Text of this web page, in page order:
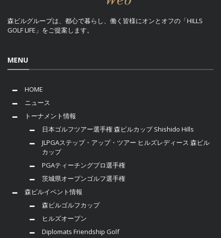
森ビルグループは、都心で暮らし、働く皆様にオンとオフの「HILLS
GOLF LIFE」をご提案します。
MENU
HOME
ニュース
トーナメント情報
日本ゴルフツアー選手権 森ビルカップ Shishido Hills
JLPGAステップ・アップ・ツアー ヒルズレディース 森ビル
カップ
PGAティーチングプロ選手権
茨城県オープンゴルフ選手権
森ビルイベント情報
森ビルゴルフカップ
ヒルズオープン
Diplomats Friendship Golf